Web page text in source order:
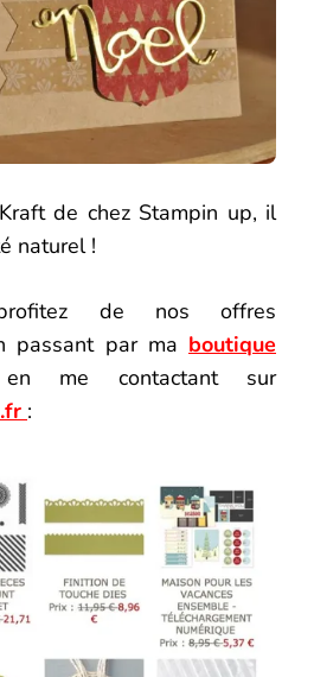
de chez Stampin up, il
naturel !
de nos offres
passant par ma boutique
me contactant sur
: